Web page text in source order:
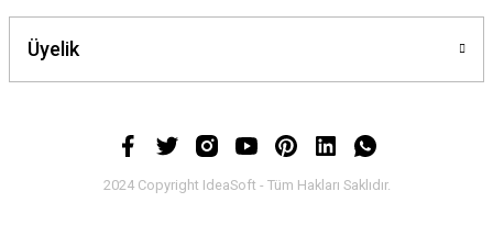
Üyelik
2024 Copyright IdeaSoft - Tüm Hakları Saklıdır.